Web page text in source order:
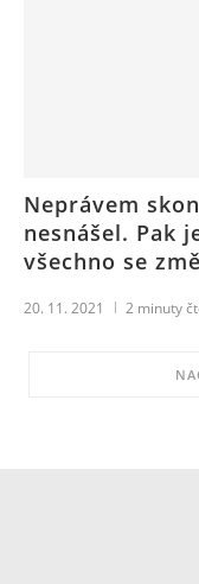
Neprávem
nesnášel. Pak
všechno se
20. 11. 2021 2 minuty